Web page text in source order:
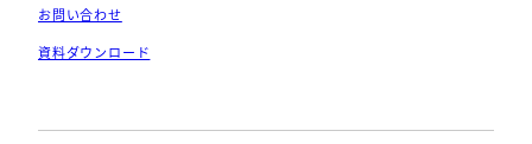
お問い合わせ
資料ダウンロード